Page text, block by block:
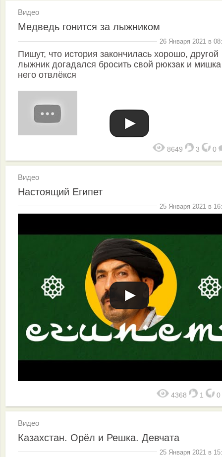
Видео
Медведь гонится за лыжником
26 Января 2021 в
Пишут, что история закончилась хорошо, другой
лыжник догадался бросить свой рюкзак и
него отвлёкся
8649 3 0
Видео
Настоящий Египет
25 Января 2021 в
4368 1 0
Видео
Казахстан. Орёл и Решка. Девчата
25 Января 2021 в